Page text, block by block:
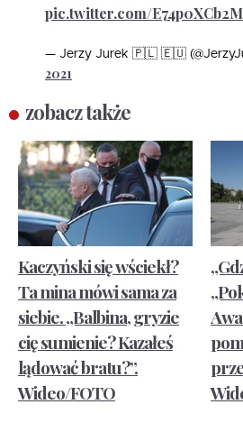
pic.twitter.com/E74p0XCb2M
— Jerzy Jurek 🇵🇱 🇪🇺
2021
zobacz także
Kaczyński się wściekł?
Ta mina mówi sama za
siebie. „Balbina, gryzie
cię sumienie? Kazałeś
lądować bratu?”.
Wideo/FOTO